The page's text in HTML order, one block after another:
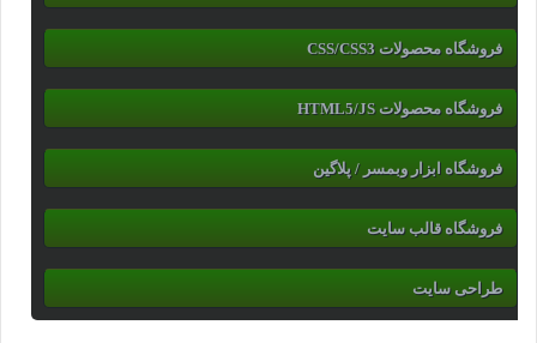
فروشگاه محصولات CSS/CSS3
فروشگاه محصولات HTML5/JS
فروشگاه ابزار وبمسر / پلاگین
فروشگاه قالب سایت
طراحی سایت